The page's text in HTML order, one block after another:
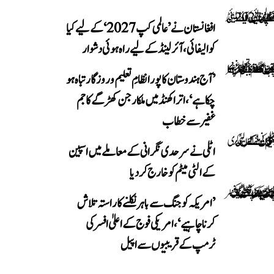
افغانستان نے ’عالمی کپ 2027‘ کے لیے کیا
کوالیفائی، آئرلینڈ کے لیے راہ ہوئی دشوار
’آج ہندوستان کا پورا نظامِ تعلیم و روزگار تباہ ہو
چکا ہے‘، اتراکھنڈ میں ملکارجن کھڑگے کا جم
غفیر سے خطاب
اٹلی نے سرحدی نگرانی کے معاملے میں اسپین
کے الٹی میٹم کو خارج کر دیا
’امریکہ کو جنگ سے باہر نکلنے کا راستہ تلاش
کرنا چاہیے‘، امریکی فوج کے اعلیٰ افسر کی
ٹرمپ کے قریبیوں سے اپیل